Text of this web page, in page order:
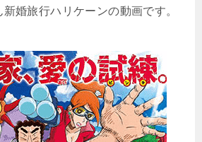
婚旅行ハリケーンの動画です。